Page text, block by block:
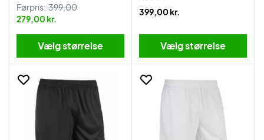
Førpris: 399,00
279,00 kr.
Vælg størrelse
399,00 kr.
Vælg størrelse